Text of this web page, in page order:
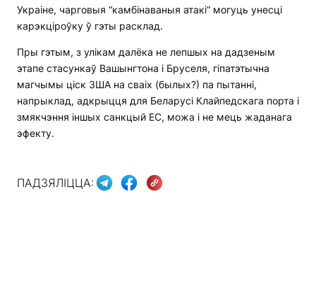
Украіне, чарговыя “камбінаваныя атакі“ могуць унесці
карэкціроўку ў гэты расклад.
Пры гэтым, з улікам далёка не лепшых на дадзеным
этапе стасункаў Вашынгтона і Бруселя, гіпатэтычна
магчымы ціск ЗША на сваіх (былых?) па пытанні,
напрыклад, адкрыцця для Беларусі Клайпедскага порта і
змякчэння іншых санкцый ЕС, можа і не мець жаданага
эфекту.
ПАДЗЯЛІЦЦА: